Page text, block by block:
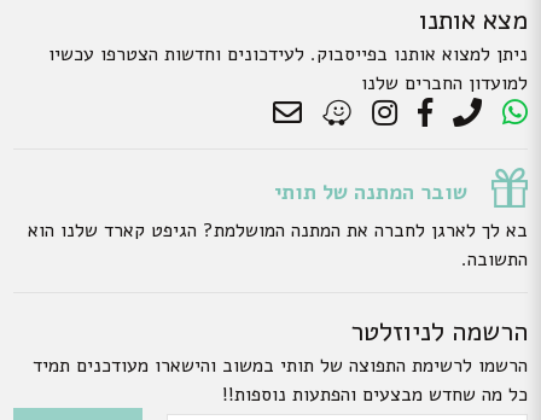
מצא אותנו
ניתן למצוא אותנו בפייסבוק. לעידכונים וחדשות הצטרפו עכשיו
למועדון החברים שלנו
שובר המתנה של תותי
בא לך לארגן לחברה את המתנה המושלמת? הגיפט קארד שלנו הוא
התשובה.
הרשמה לניוזלטר
הרשמו לרשימת התפוצה של תותי במשוב והישארו מעודכנים תמיד
כל מה שחדש מבצעים והפתעות נוספות!!